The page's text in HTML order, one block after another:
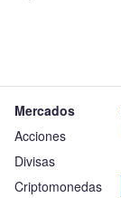
Mercados
Acciones
Divisas
Criptomonedas